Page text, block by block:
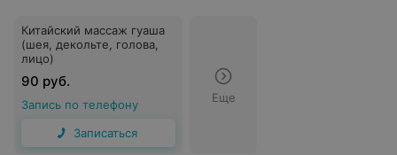
Китайский массаж гуаша
(шея, декольте, голова,
лицо)
90 руб.
Запись по телефону
Записаться
Еще